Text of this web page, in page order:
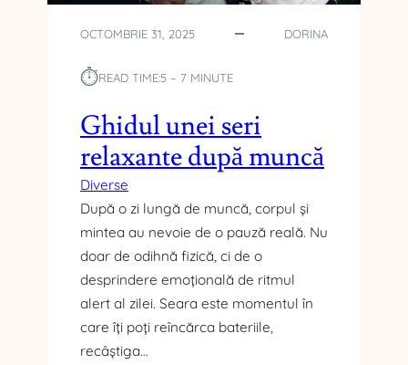
OCTOMBRIE 31, 2025 DORINA
⏱︎READ TIME:5 – 7 MINUTE
Ghidul unei seri
relaxante după muncă
Diverse
După o zi lungă de muncă, corpul și
mintea au nevoie de o pauză reală. Nu
doar de odihnă fizică, ci de o
desprindere emoțională de ritmul
alert al zilei. Seara este momentul în
care îți poți reîncărca bateriile,
recâștiga…